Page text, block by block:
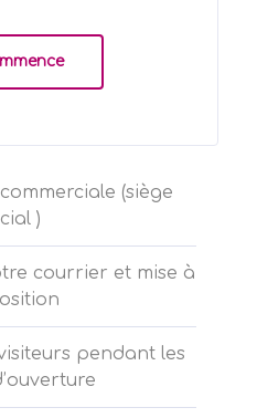
(siège
)
courrier et mise à
pendant les